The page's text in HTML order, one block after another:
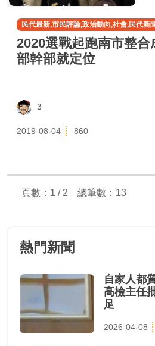
民代最新,市民評論,政治動向,社會,民代新
2020選戰起跑南市整
部幹部就定位
3
2019-08-04 860
頁數：1 / 2 總筆數： 13
熱門新聞
自家人都
高檢主任
足
2026-04-08